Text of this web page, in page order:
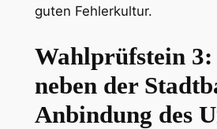
guten Fehlerkultur.
Wahlprüfstein
neben der
Anbindung des